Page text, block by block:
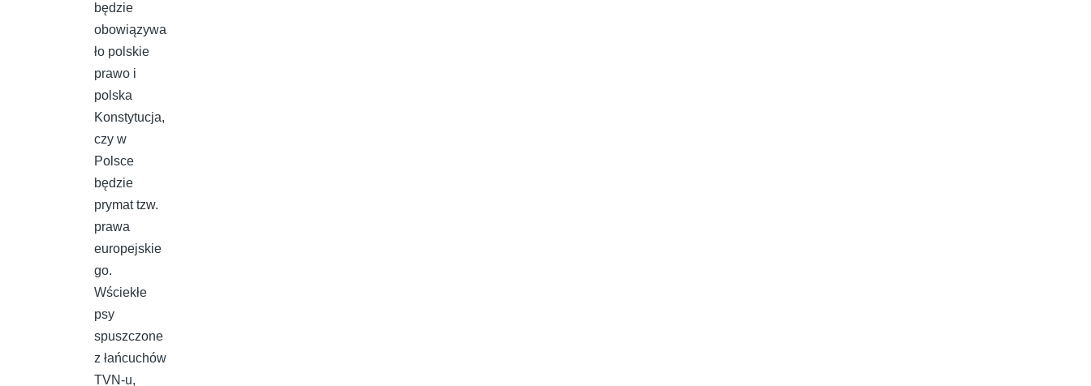
będzie
obowiązywa
ło polskie
prawo i
polska
Konstytucja,
czy w
Polsce
będzie
prymat tzw.
prawa
europejskie
go.
Wściekłe
psy
spuszczone
z łańcuchów
TVN-u,